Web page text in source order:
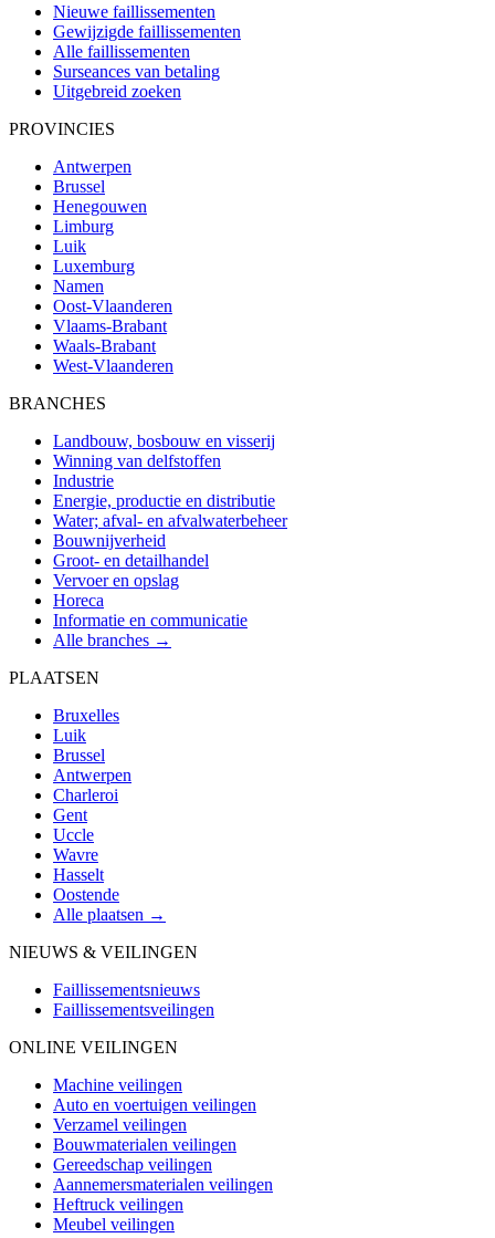
Nieuwe faillissementen
Gewijzigde faillissementen
Alle faillissementen
Surseances van betaling
Uitgebreid zoeken
PROVINCIES
Antwerpen
Brussel
Henegouwen
Limburg
Luik
Luxemburg
Namen
Oost-Vlaanderen
Vlaams-Brabant
Waals-Brabant
West-Vlaanderen
BRANCHES
Landbouw, bosbouw en visserij
Winning van delfstoffen
Industrie
Energie, productie en distributie
Water; afval- en afvalwaterbeheer
Bouwnijverheid
Groot- en detailhandel
Vervoer en opslag
Horeca
Informatie en communicatie
Alle branches →
PLAATSEN
Bruxelles
Luik
Brussel
Antwerpen
Charleroi
Gent
Uccle
Wavre
Hasselt
Oostende
Alle plaatsen →
NIEUWS & VEILINGEN
Faillissementsnieuws
Faillissementsveilingen
ONLINE VEILINGEN
Machine veilingen
Auto en voertuigen veilingen
Verzamel veilingen
Bouwmaterialen veilingen
Gereedschap veilingen
Aannemersmaterialen veilingen
Heftruck veilingen
Meubel veilingen